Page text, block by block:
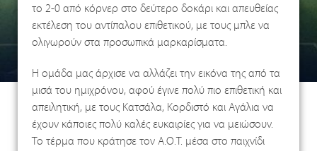
το 2-0 από κόρνερ στο δεύτερο δοκάρι και απευθείας
εκτέλεση του αντίπαλου επιθετικού, με τους μπλε να
ολιγωρούν στα προσωπικά μαρκαρίσματα.
Η ομάδα μας άρχισε να αλλάζει την εικόνα της από τα
μισά του ημιχρόνου, αφού έγινε πολύ πιο επιθετική και
απειλητική, με τους Κατσάλα, Κορδιστό και Αγάλια να
έχουν κάποιες πολύ καλές ευκαιρίες για να μειώσουν.
Το τέρμα που κράτησε τον Α.Ο.Τ. μέσα στο παιχνίδι